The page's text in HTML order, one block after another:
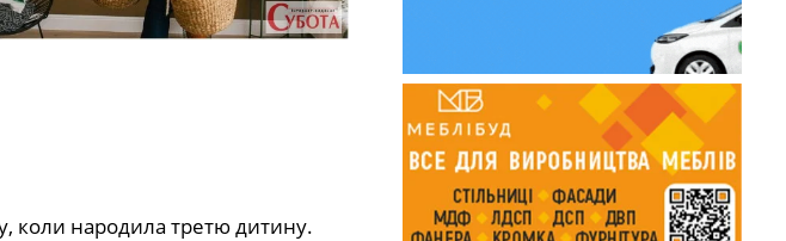
коли народила третю дитину.